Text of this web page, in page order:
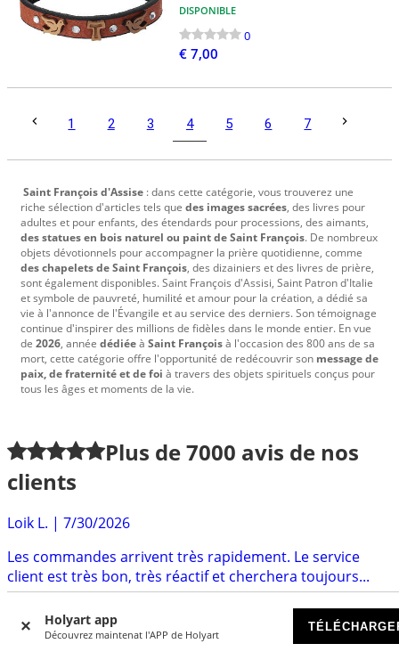
Holyart app
Découvrez maintenat l'APP de Holyart
DISPONIBLE
0
€ 7,00
1 2 3 4 5 6 7
Saint François d'Assise : dans cette catégorie, vous trouverez une
riche sélection d'articles tels que des images sacrées, des livres pour
adultes et pour enfants, des étendards pour processions, des aimants,
des statues en bois naturel ou paint de Saint François. De nombreux
objets dévotionnels pour accompagner la prière quotidienne, comme
des chapelets de Saint François, des dizainiers et des livres de prière,
sont également disponibles. Saint François d'Assisi, Saint Patron d'Italie
et symbole de pauvreté, humilité et amour pour la création, a dédié sa
vie à l'annonce de l'Évangile et au service des derniers. Son témoignage
continue d'inspirer des millions de fidèles dans le monde entier. En vue
de 2026, année dédiéeà Saint Françoisà l'occasion des 800 ans de sa
mort, cette catégorie offre l'opportunité de redécouvrir son message de
paix, de fraternité et de foi à travers des objets spirituels conçus pour
tous les âges et moments de la vie.
Plus de7000 avis de nos
clients
Loik L. | 7/30/2026
Les commandes arrivent très rapidement. Le service
client est très bon, très réactif et cherchera toujours...
Cela fait déjà un an ou deux que je commande chez